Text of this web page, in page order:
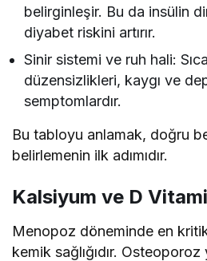
belirginleşir. Bu da insülin
diyabet riskini artırır.
Sinir sistemi ve ruh hali:
düzensizlikleri, kaygı ve
semptomlardır.
Bu tabloyu anlamak, doğru
belirlemenin ilk adımıdır.
Kalsiyum ve D
Menopoz döneminde en
kemik sağlığıdır. Osteoporoz